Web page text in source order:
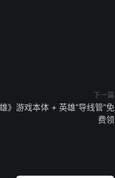
下一篇
》游戏本体 + 英雄“导线管”免
费领